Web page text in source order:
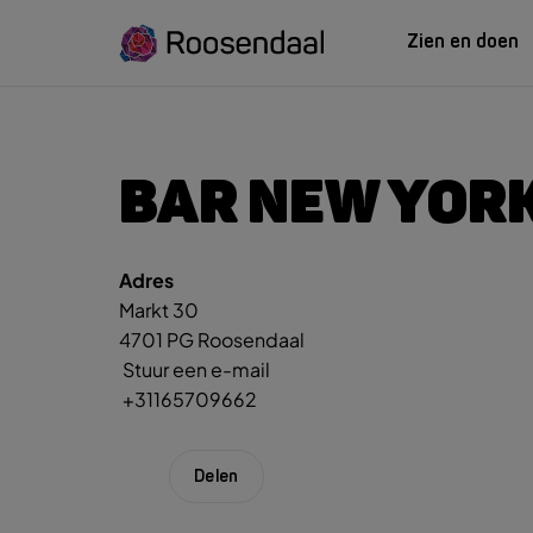
Zien en doen
ZIEN EN
Wandelen
Eten & Drinken
Activiteiten
LEREN
INTROosendaal
BAR NEW
Adres
Markt 30
4701 PG Roosendaal
Stuur een e-mail
+31165709662
Delen